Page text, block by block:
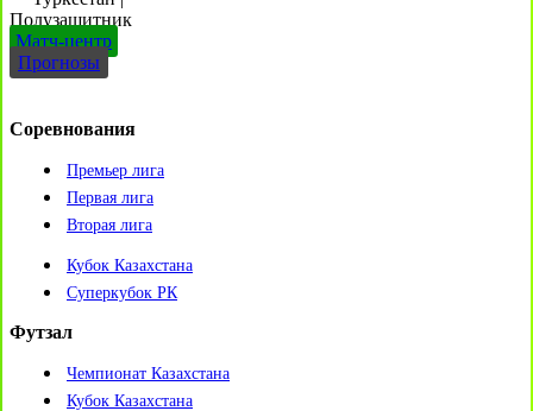
Полузащитник
Матч-центр
Прогнозы
Соревнования
Премьер лига
Первая лига
Вторая лига
Кубок Казахстана
Суперкубок РК
Футзал
Чемпионат Казахстана
Кубок Казахстана